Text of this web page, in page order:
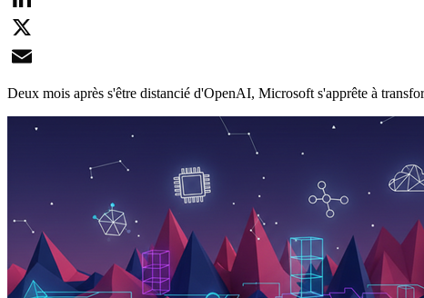
LinkedIn
X
Email
Deux mois après s'être distancié d'OpenAI, Microsoft s'apprête à